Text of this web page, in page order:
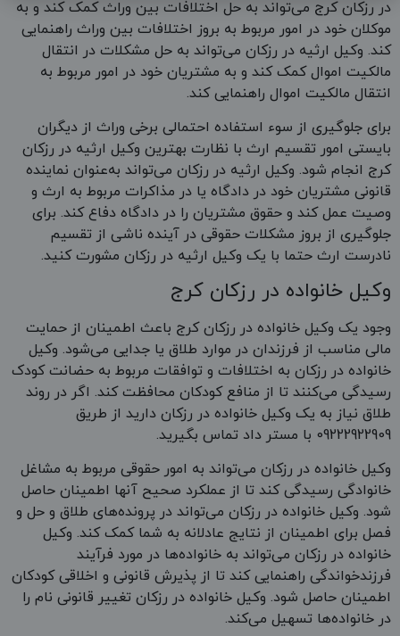
در رزکان کرج می‌تواند به حل اختلافات بین وراث کمک کند و به
موکلان خود در امور مربوط به بروز اختلافات بین وراث راهنمایی
کند. وکیل ارثیه در رزکان می‌تواند به حل مشکلات در انتقال
مالکیت اموال کمک کند و به مشتریان خود در امور مربوط به
انتقال مالکیت اموال راهنمایی کند.
برای جلوگیری از سوء استفاده احتمالی برخی وراث از دیگران
بایستی امور تقسیم ارث با نظارت بهترین وکیل ارثیه در رزکان
کرج انجام شود. وکیل ارثیه در رزکان می‌تواند به‌عنوان نماینده
قانونی مشتریان خود در دادگاه یا در مذاکرات مربوط به ارث و
وصیت عمل کند و حقوق مشتریان را در دادگاه دفاع کند. برای
جلوگیری از بروز مشکلات حقوقی در آینده ناشی از تقسیم
نادرست ارث حتما با یک وکیل ارثیه در رزکان مشورت کنید.
وکیل خانواده در رزکان کرج
وجود یک وکیل خانواده در رزکان کرج باعث اطمینان از حمایت
مالی مناسب از فرزندان در موارد طلاق یا جدایی می‌شود. وکیل
خانواده در رزکان به اختلافات و توافقات مربوط به حضانت کودک
رسیدگی می‌کنند تا از منافع کودکان محافظت کند. اگر در روند
طلاق نیاز به یک وکیل خانواده در رزکان دارید از طریق
09222922909 با مستر داد تماس بگیرید.
وکیل خانواده در رزکان می‌تواند به امور حقوقی مربوط به مشاغل
خانوادگی رسیدگی کند تا از عملکرد صحیح آنها اطمینان حاصل
شود. وکیل خانواده در رزکان می‌تواند در پرونده‌های طلاق و حل و
فصل برای اطمینان از نتایج عادلانه به شما کمک کند. وکیل
خانواده در رزکان می‌تواند به خانواده‌ها در مورد فرآیند
فرزندخواندگی راهنمایی کند تا از پذیرش قانونی و اخلاقی کودکان
اطمینان حاصل شود. وکیل خانواده در رزکان تغییر قانونی نام را
در خانواده‌ها تسهیل می‌کند.